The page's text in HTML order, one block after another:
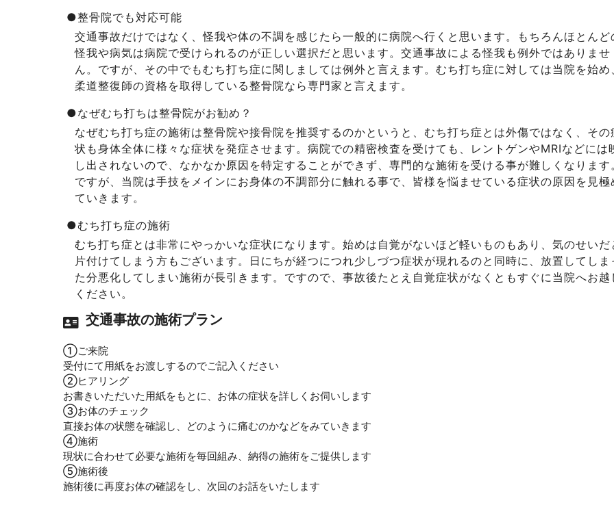
●整骨院でも対応可能
交通事故だけではなく、怪我や体の不調を感じたら一般的に病院へ行くと思います。もちろんほとんど
怪我や病気は病院で受けられるのが正しい選択だと思います。交通事故による怪我も例外ではありませ
ん。ですが、その中でもむち打ち症に関しましては例外と言えます。むち打ち症に対しては当院を始め
柔道整復師の資格を取得している整骨院なら専門家と言えます。
●なぜむち打ちは整骨院がお勧め？
なぜむち打ち症の施術は整骨院や接骨院を推奨するのかというと、むち打ち症とは外傷ではなく、その
状も身体全体に様々な症状を発症させます。病院での精密検査を受けても、レントゲンやMRIなどには
し出されないので、なかなか原因を特定することができず、専門的な施術を受ける事が難しくなります
ですが、当院は手技をメインにお身体の不調部分に触れる事で、皆様を悩ませている症状の原因を見極
ていきます。
●むち打ち症の施術
むち打ち症とは非常にやっかいな症状になります。始めは自覚がないほど軽いものもあり、気のせいだ
片付けてしまう方もございます。日にちが経つにつれ少しづつ症状が現れるのと同時に、放置してしま
た分悪化してしまい施術が長引きます。ですので、事故後たとえ自覚症状がなくともすぐに当院へお越
ください。
交通事故の施術プラン
①ご来院
受付にて用紙をお渡しするのでご記入ください
②ヒアリング
お書きいただいた用紙をもとに、お体の症状を詳しくお伺いします
③お体のチェック
直接お体の状態を確認し、どのように痛むのかなどをみていきます
④施術
現状に合わせて必要な施術を毎回組み、納得の施術をご提供します
⑤施術後
施術後に再度お体の確認をし、次回のお話をいたします